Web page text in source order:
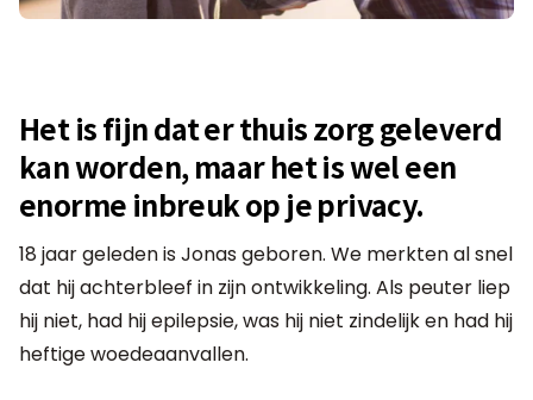
Het is fijn dat er thuis zorg geleverd
kan worden, maar het is wel een
enorme inbreuk op je privacy.
18 jaar geleden is Jonas geboren. We merkten al snel
dat hij achterbleef in zijn ontwikkeling. Als peuter liep
hij niet, had hij epilepsie, was hij niet zindelijk en had hij
heftige woedeaanvallen.